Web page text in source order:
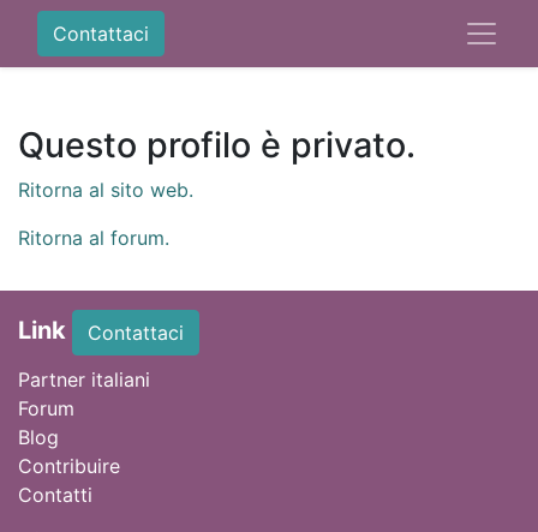
Contattaci
Questo profilo è privato.
Ritorna al sito web.
Ritorna al forum.
Link
Contattaci
Partner italiani
Forum
Blog
Contribuire
Contatti